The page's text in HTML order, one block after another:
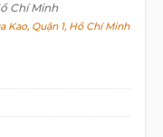
Chí Minh
Quận 1, Hồ Chí Minh